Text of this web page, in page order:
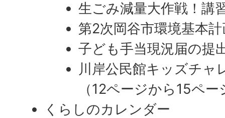
生ごみ減量大作戦！講
第2次岡谷市環境基本
子ども手当現況届の提
川岸公民館キッズチャ
（12ページから15ペー
くらしのカレンダー